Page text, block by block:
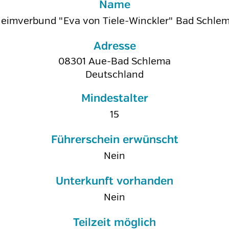
Name
"Eva von Tiele-Winckler" Bad
Adresse
08301 Aue-Bad Schlema
Deutschland
Mindestalter
15
Führerschein erwünscht
Nein
Unterkunft vorhanden
Nein
Teilzeit möglich